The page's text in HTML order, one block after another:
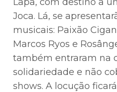
Joca. Lá, se
musicais: Paixão
Marcos Ryos e
também entraram na
solidariedade e não
shows. A locução